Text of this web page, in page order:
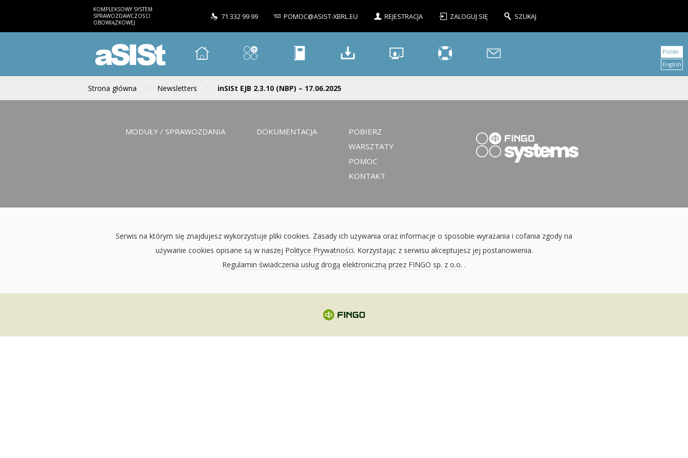
KOMPLEKSOWY SYSTEM
SPRAWOZDAWCZOŚCI
OBOWIĄZKOWEJ
71 332 99 99 POMOC@ASIST-XBRL.EU REJESTRACJA ZALOGUJ SIĘ SZUKAJ
aSISt
Strona główna > Newsletters > inSISt EJB 2.3.10 (NBP) – 17.06.2025
Polski
English
MODUŁY / SPRAWOZDANIA DOKUMENTACJA
POBIERZ
WARSZTATY
POMOC
KONTAKT
Serwis na którym się znajdujesz wykorzystuje pliki cookies. Zasady ich używania oraz informacje o sposobie wyrażania i cofania zgody na
używanie cookies opisane są w naszej Polityce Prywatności. Korzystając z serwisu akceptujesz jej postanowienia.
Regulamin świadczenia usług drogą elektroniczną przez FINGO sp. z o.o. .